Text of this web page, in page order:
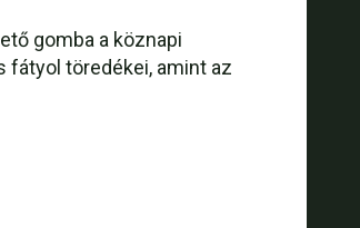
gomba a köznapi
fátyol töredékei, amint az